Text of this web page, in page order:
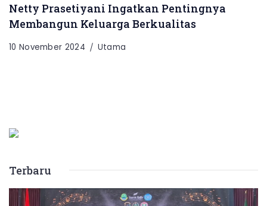
Netty Prasetiyani Ingatkan Pentingnya
Membangun Keluarga Berkualitas
10 November 2024 Utama
Terbaru